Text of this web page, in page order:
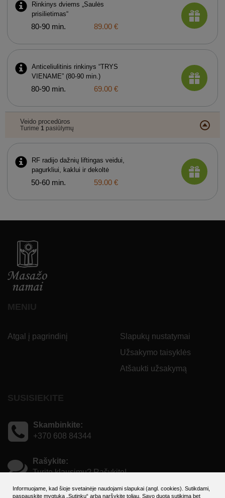
Rinkinys dviems „Saulės
prisilietimas“
80-90 min. 89.00 €
Anticeliulitinis rinkinys “TRYS
VIENAME” (80-90 min.)
80-90 min. 69.00 €
Veido procedūros
Turime 1pasiūlymų
RF radijo dažnių liftingas veidui,
pagurkliui, kaklui ir dekoltė
50-60 min. 59.00 €
MENIU
Atgal į pagrindinį
Slapukų nustatymai
Užsakymo taisyklės
Atšaukti užsakymą
SUSISIEKITE
Skambinkite:
+370 608 84344
Rašykite:
Turite klausimų? Rašykite!
Informuojame, kad šioje svetainėje naudojami slapukai (angl. cookies). Sutikdami,
paspauskite mygtuką „Sutinku“ arba naršykite toliau. Savo duotą sutikimą bet